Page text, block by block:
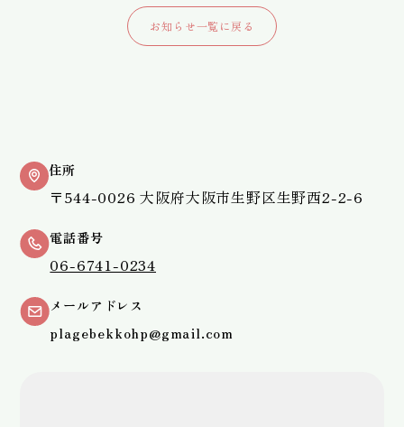
お知らせ一覧に戻る
住所
〒544-0026 大阪府大阪市生野区生野西2-2-6
電話番号
06-6741-0234
メールアドレス
plagebekkohp@gmail.com